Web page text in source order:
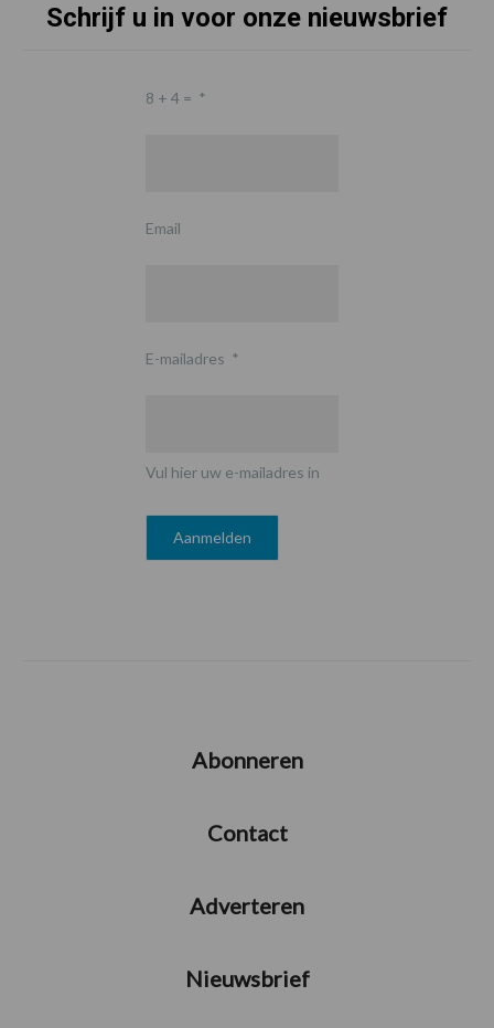
Schrijf u in voor onze nieuwsbrief
8 + 4 = *
Email
E-mailadres *
Vul hier uw e-mailadres in
Abonneren
Contact
Adverteren
Nieuwsbrief